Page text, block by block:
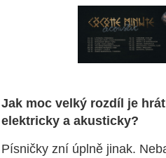
Jak moc velký rozdíl je
elektricky a akusticky?
Písničky zní úplně jinak.